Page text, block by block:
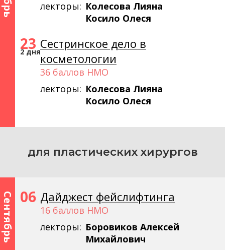
лекторы: Колесова Лияна
Косило Олеся
23
2 дня
Сестринское дело в
косметологии
36 баллов НМО
лекторы: Колесова Лияна
Косило Олеся
для пластических хирургов
Сентябрь 06 Дайджест фейслифтинга
16 баллов НМО
лекторы: Боровиков Алексей
Михайлович